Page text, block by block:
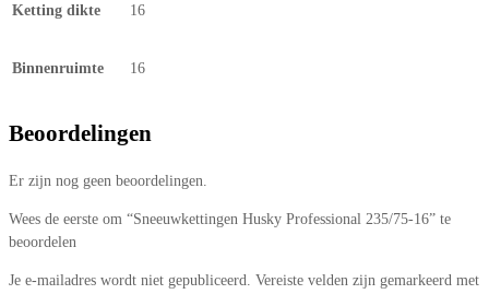
Ketting dikte 16
Binnenruimte 16
Beoordelingen
Er zijn nog geen beoordelingen.
Wees de eerste om “Sneeuwkettingen Husky Professional 235/75-16” te
beoordelen
Je e-mailadres wordt niet gepubliceerd. Vereiste velden zijn gemarkeerd met